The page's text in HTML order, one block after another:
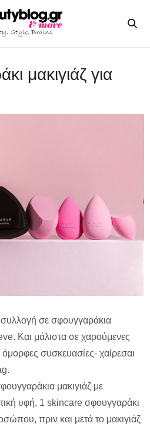
μακιγιάζ για
συλλογή σε σφουγγαράκια
Kαι μάλιστα σε χαρούμενες
συσκευασίες- χαίρεσαι
μακιγιάζ με
υφή, 1 skincare σφουγγαράκι
πριν και μετά το μακιγιάζ